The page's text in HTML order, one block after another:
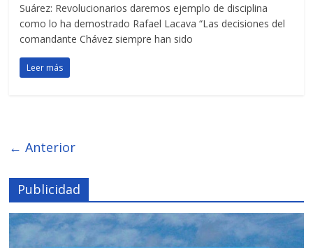
Suárez: Revolucionarios daremos ejemplo de disciplina
como lo ha demostrado Rafael Lacava “Las decisiones del
comandante Chávez siempre han sido
Leer más
← Anterior
Publicidad